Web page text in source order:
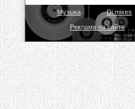
Музыка Dj mixes
Реклама на сайте